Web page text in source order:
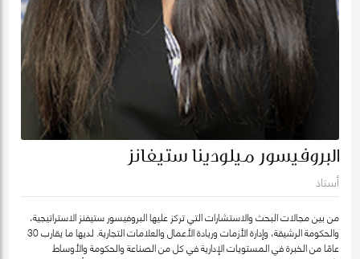
البروفيسور ميلودينا ستيفانز
أستاذ
من بين مجالات البحث والاستشارات التي تركز عليها البروفيسور ستيفنز الاستراتيجية،
والحكومة الرشيقة، وإدارة الأزمات وريادة الأعمال والعلامات التجارية. لديها ما يقارب 30
عامًا من الخبرة في المستويات الإدارية في كل من الصناعة والحكومة والأوساط